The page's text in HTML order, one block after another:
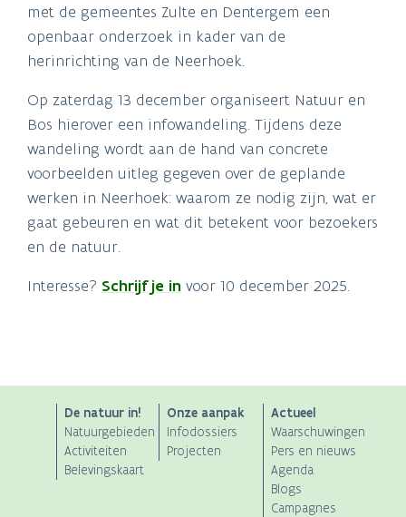
met de gemeentes Zulte en Dentergem een
openbaar onderzoek in kader van de
herinrichting van de Neerhoek.
Op zaterdag 13 december organiseert Natuur en
Bos hierover een infowandeling. Tijdens deze
wandeling wordt aan de hand van concrete
voorbeelden uitleg gegeven over de geplande
werken in Neerhoek: waarom ze nodig zijn, wat er
gaat gebeuren en wat dit betekent voor bezoekers
en de natuur.
Interesse? Schrijf je in voor 10 december 2025.
ANB
Main
navigation
De natuur in!
Natuurgebieden
Activiteiten
Belevingskaart
Onze aanpak
Infodossiers
Projecten
Actueel
Waarschuwingen
Pers en nieuws
Agenda
Blogs
Campagnes